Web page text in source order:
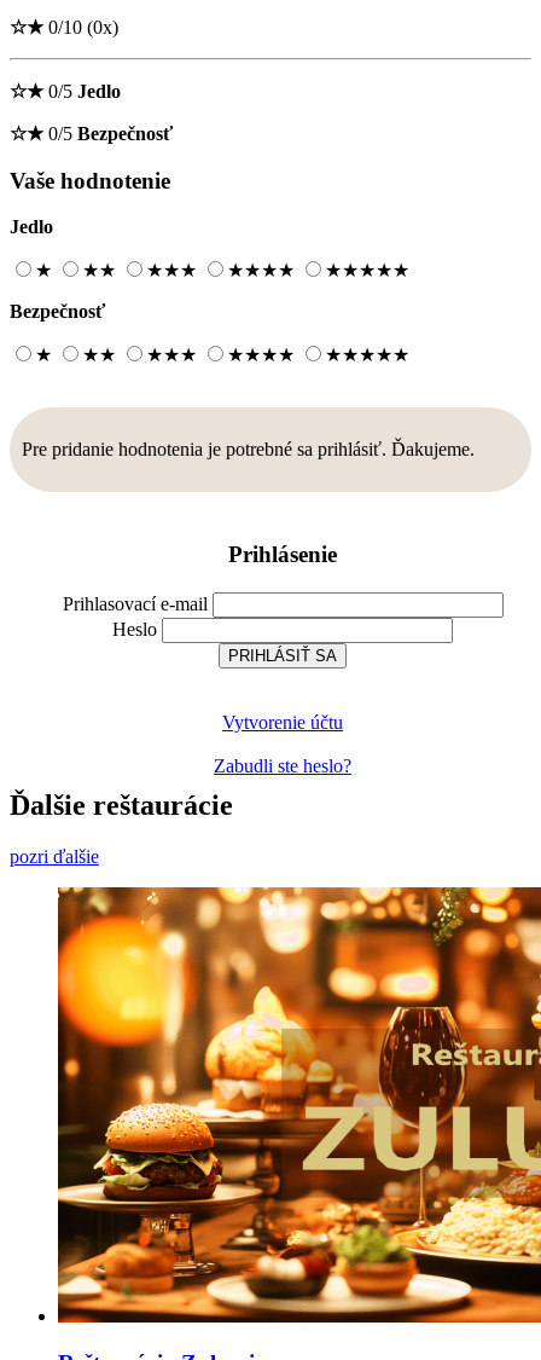
☆★0/10 (0x)
☆★0/5 Jedlo
☆★0/5 Bezpečnosť
Vaše hodnotenie
Jedlo
★ ★★ ★★★ ★★★★ ★★★★★
Bezpečnosť
★ ★★ ★★★ ★★★★ ★★★★★
Pre pridanie hodnotenia je potrebné sa prihlásiť. Ďakujeme.
Prihlásenie
Prihlasovací e-mail
Heslo
Vytvorenie účtu
Zabudli ste heslo?
Ďalšie reštaurácie
pozri ďalšie